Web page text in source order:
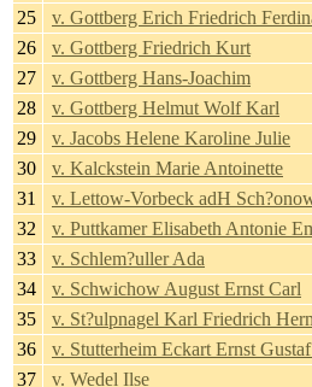
25
v. Gottberg Erich Friedrich
26
v. Gottberg Friedrich Kurt
27
v. Gottberg Hans-Joachim
28
v. Gottberg Helmut Wolf Karl
29
v. Jacobs Helene Karoline Julie
30
v. Kalckstein Marie Antoinette
31
v. Lettow-Vorbeck adH
32
v. Puttkamer Elisabeth Antonie
33
v. Schlem?uller Ada
34
v. Schwichow August Ernst Carl
35
v. St?ulpnagel Karl Friedrich
36
v. Stutterheim Eckart Ernst
37
v. Wedel Ilse